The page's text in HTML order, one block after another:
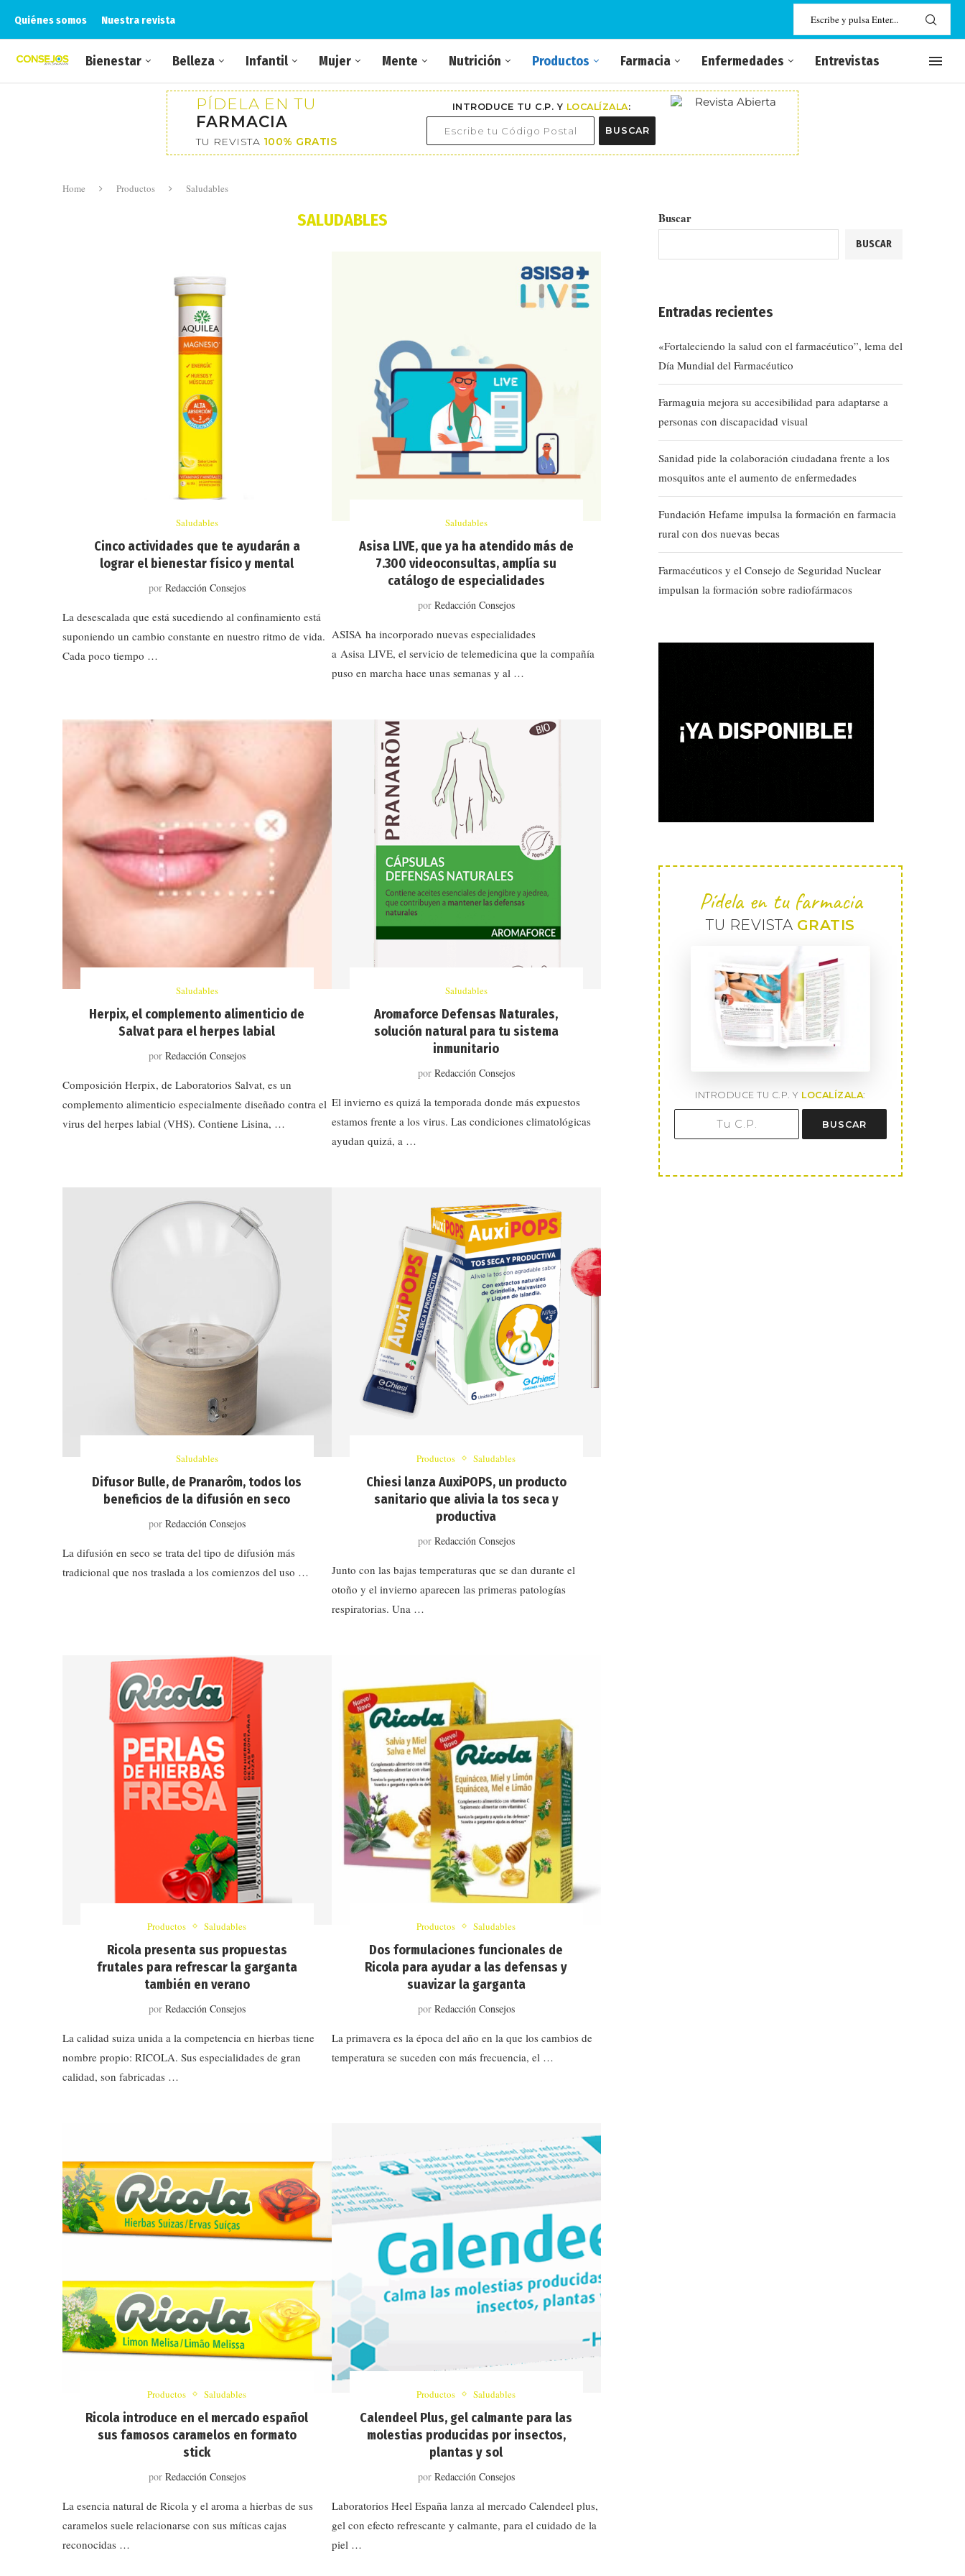
Quiénes somos Nuestra revista
Bienestar Belleza Infantil Mujer Mente Nutrición Productos Farmacia Enfermedades Entrevistas
PÍDELA EN TU
FARMACIA
TU REVISTA 100% GRATIS
INTRODUCE TU C.P. Y LOCALÍZALA:
BUSCAR
Home Productos Saludables
SALUDABLES
Saludables
Cinco actividades que te ayudarán a
lograr el bienestar físico y mental
por Redacción Consejos
La desescalada que está sucediendo al confinamiento está
suponiendo un cambio constante en nuestro ritmo de vida.
Cada poco tiempo …
Saludables
Asisa LIVE, que ya ha atendido más de
7.300 videoconsultas, amplía su
catálogo de especialidades
por Redacción Consejos
ASISA ha incorporado nuevas especialidades
a Asisa LIVE, el servicio de telemedicina que la compañía
puso en marcha hace unas semanas y al …
Saludables
Herpix, el complemento alimenticio de
Salvat para el herpes labial
por Redacción Consejos
Composición Herpix, de Laboratorios Salvat, es un
complemento alimenticio especialmente diseñado contra el
virus del herpes labial (VHS). Contiene Lisina, …
Saludables
Aromaforce Defensas Naturales,
solución natural para tu sistema
inmunitario
por Redacción Consejos
El invierno es quizá la temporada donde más expuestos
estamos frente a los virus. Las condiciones climatológicas
ayudan quizá, a …
Saludables
Difusor Bulle, de Pranarôm, todos los
beneficios de la difusión en seco
por Redacción Consejos
La difusión en seco se trata del tipo de difusión más
tradicional que nos traslada a los comienzos del uso …
Productos Saludables
Chiesi lanza AuxiPOPS, un producto
sanitario que alivia la tos seca y
productiva
por Redacción Consejos
Junto con las bajas temperaturas que se dan durante el
otoño y el invierno aparecen las primeras patologías
respiratorias. Una …
Productos Saludables
Ricola presenta sus propuestas
frutales para refrescar la garganta
también en verano
por Redacción Consejos
La calidad suiza unida a la competencia en hierbas tiene
nombre propio: RICOLA. Sus especialidades de gran
calidad, son fabricadas …
Productos Saludables
Dos formulaciones funcionales de
Ricola para ayudar a las defensas y
suavizar la garganta
por Redacción Consejos
La primavera es la época del año en la que los cambios de
temperatura se suceden con más frecuencia, el …
Productos Saludables
Ricola introduce en el mercado español
sus famosos caramelos en formato
stick
por Redacción Consejos
La esencia natural de Ricola y el aroma a hierbas de sus
caramelos suele relacionarse con sus míticas cajas
reconocidas …
Productos Saludables
Calendeel Plus, gel calmante para las
molestias producidas por insectos,
plantas y sol
por Redacción Consejos
Laboratorios Heel España lanza al mercado Calendeel plus,
gel con efecto refrescante y calmante, para el cuidado de la
piel …
Buscar
BUSCAR
Entradas recientes
«Fortaleciendo la salud con el farmacéutico”, lema del
Día Mundial del Farmacéutico
Farmaguia mejora su accesibilidad para adaptarse a
personas con discapacidad visual
Sanidad pide la colaboración ciudadana frente a los
mosquitos ante el aumento de enfermedades
Fundación Hefame impulsa la formación en farmacia
rural con dos nuevas becas
Farmacéuticos y el Consejo de Seguridad Nuclear
impulsan la formación sobre radiofármacos
Pídela en tu farmacia
TU REVISTA GRATIS
INTRODUCE TU C.P. Y LOCALÍZALA:
BUSCAR